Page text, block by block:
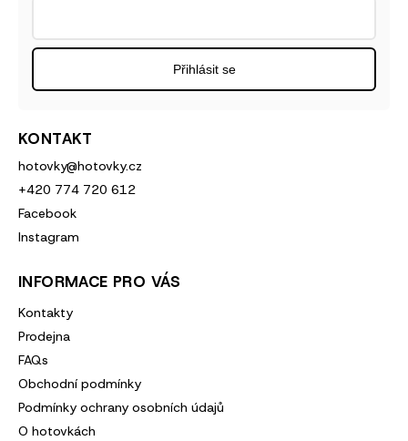
KONTAKT
hotovky@hotovky.cz
+420 774 720 612
Facebook
Instagram
INFORMACE PRO VÁS
Kontakty
Prodejna
FAQs
Obchodní podmínky
Podmínky ochrany osobních údajů
O hotovkách
Přihlásit se